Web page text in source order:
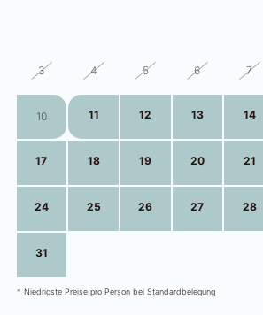
3 4 5 6 7
10 11 12 13 14
17 18 19 20 21
24 25 26 27 28
31
* Niedrigste Preise pro Person bei Standardbelegung